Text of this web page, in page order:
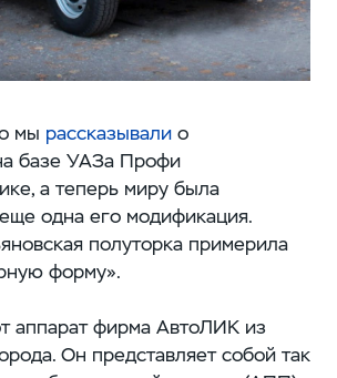
мы рассказывалио
базе УАЗа Профи
а теперь миру была
одна его модификация.
полуторка примерила
форму».
аппарат фирма АвтоЛИК из
Он представляет собой так